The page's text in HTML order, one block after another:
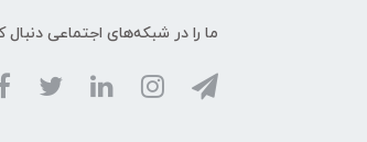
ما را در شبکه‌های اجتماعی دنبال